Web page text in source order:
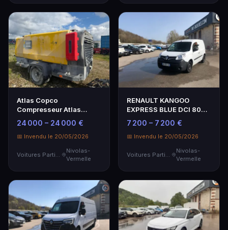
Atlas Copco
Compresseur Atlas
Copco Xahs 408 CD
20800l/Min S…
24 000 – 24 000 €
📅 Invendu le 20/05/2026
Voitures Particulières
Nivolas-
Vermelle
RENAULT KANGOO
EXPRESS BLUE DCI 80
CONFORT - Genre : CTTE
- …
7 200 – 7 200 €
📅 Invendu le 20/05/2026
Voitures Particulières
Nivolas-
Vermelle